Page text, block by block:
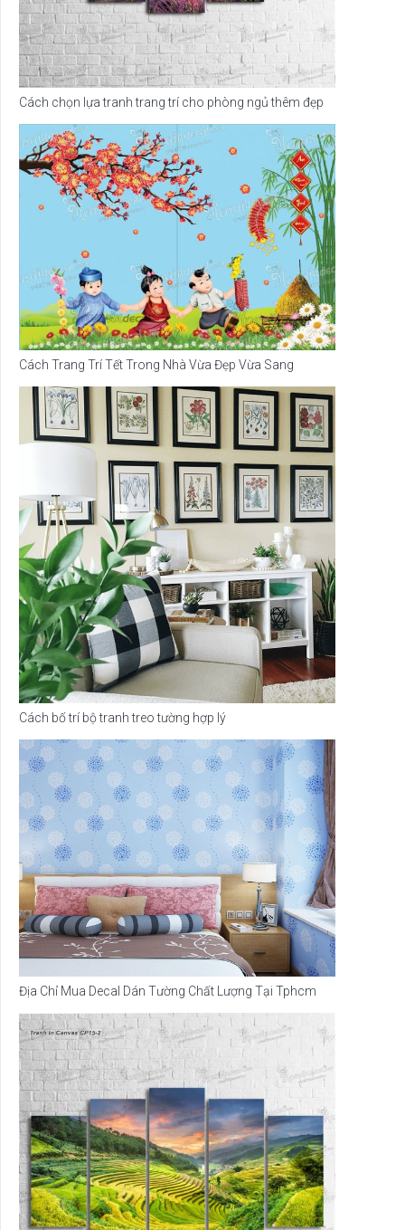
Cách chọn lựa tranh trang trí cho phòng ngủ thêm đẹp
Cách Trang Trí Tết Trong Nhà Vừa Đẹp Vừa Sang
Cách bố trí bộ tranh treo tường hợp lý
Địa Chỉ Mua Decal Dán Tường Chất Lượng Tại Tphcm